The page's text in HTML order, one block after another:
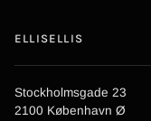
ELLISELLIS
Stockholmsgade 23
2100 København Ø